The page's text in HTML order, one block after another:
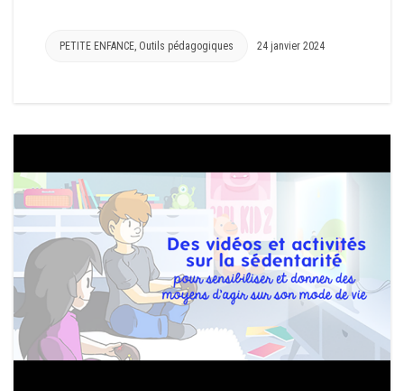
PETITE ENFANCE Outils pédagogiques 24 janvier 2024